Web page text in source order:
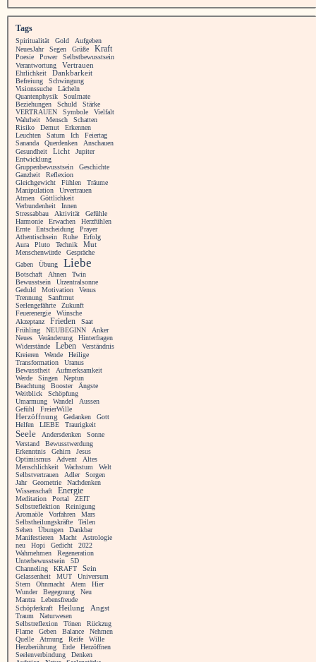
Tags
Spiritualität Gold
Aufgeben
NeuesJahr
Segen Grüße Kraft
Poesie Power
Selbstbewusstsein
Verantwortung
Vertrauen
Ehrlichkeit
Dankbarkeit
Befreiung
Schwingung
Visionssuche
Lächeln
Quantenphysik
Soulmate
Beziehungen
Schuld
Stärke
VERTRAUEN
Symbole
Vielfalt
Wahrheit
Mensch
Schatten
Risiko
Demut
Erkennen
Leuchten
Saturn Ich
Feiertag
Sananda
Querdenken
Anschauen
Gesundheit
Licht
Jupiter
Entwicklung
Gruppenbewusstsein
Geschichte
Ganzheit
Reflexion
Gleichgewicht
Fühlen
Träume
Manipulation
Urvertrauen
Atmen
Göttlichkeit
Verbundenheit
Innen
Stressabbau
Aktivität
Gefühle
Harmonie
Erwachen
Herzfühlen
Ernte
Entscheidung
Prayer
Athentischsein
Ruhe
Erfolg
Aura
Pluto Technik
Mut
Menschenwürde
Gespräche
Gaben
Übung Liebe
Botschaft Ahnen
Twin
Bewusstsein
Urzentralsonne
Geduld
Motivation
Venus
Trennung
Sanftmut
Seelengefährte
Zukunft
Feuerenergie
Wünsche
Akzeptanz
Frieden
Saat
Frühling
NEUBEGINN
Anker
Neues
Veränderung
Hinterfragen
Widerstände
Leben
Verständnis
Kreieren
Wende
Heilige
Transformation
Uranus
Bewusstheit
Aufmerksamkeit
Werde
Singen
Neptun
Beachtung
Booster
Ängste
Weitblick
Schöpfung
Umarmung
Wandel
Aussen
Gefühl
FreierWille
Herzöffnung
Gedanken
Gott
Helfen
LIEBE Traurigkeit
Seele Andersdenken
Sonne
Verstand
Bewusstwerdung
Erkenntnis
Gehirn
Jesus
Optimismus
Advent
Altes
Menschlichkeit
Wachstum
Welt
Selbstvertrauen
Adler
Sorgen
Jahr
Geometrie
Nachdenken
Wissenschaft
Energie
Meditation Portal
ZEIT
Selbstreflektion
Reinigung
Aromaöle
Vorfahren
Mars
Selbstheilungskräfte
Teilen
Sehen
Übungen
Dankbar
Manifestieren
Macht
Astrologie
neu
Hopi Gedicht
2022
Wahrnehmen
Regeneration
Unterbewusstsein
5D
Channeling
KRAFT
Sein
Gelassenheit
MUT
Universum
Stern
Ohnmacht Atem
Hier
Wunder
Begegnung
Neu
Mantra
Lebensfreude
Schöpferkraft
Heilung Angst
Traum
Naturwesen
Selbstreflexion
Tönen
Rückzug
Flame
Geben Balance
Nehmen
Quelle
Atmung Reife
Wille
Herzberührung
Erde
Herzöffnen
Seelenverbindung
Denken